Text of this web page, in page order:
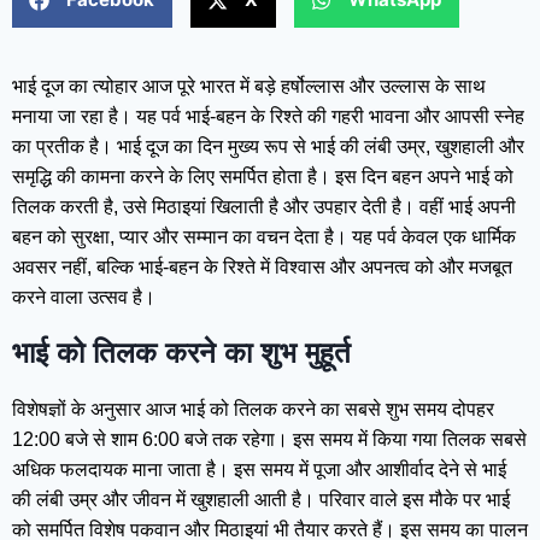
भाई दूज का त्योहार आज पूरे भारत में बड़े हर्षोल्लास और उल्लास के साथ
मनाया जा रहा है। यह पर्व भाई-बहन के रिश्ते की गहरी भावना और आपसी स्नेह
का प्रतीक है। भाई दूज का दिन मुख्य रूप से भाई की लंबी उम्र, खुशहाली और
समृद्धि की कामना करने के लिए समर्पित होता है। इस दिन बहन अपने भाई को
तिलक करती है, उसे मिठाइयां खिलाती है और उपहार देती है। वहीं भाई अपनी
बहन को सुरक्षा, प्यार और सम्मान का वचन देता है। यह पर्व केवल एक धार्मिक
अवसर नहीं, बल्कि भाई-बहन के रिश्ते में विश्वास और अपनत्व को और मजबूत
करने वाला उत्सव है।
भाई को तिलक करने का शुभ मुहूर्त
विशेषज्ञों के अनुसार आज भाई को तिलक करने का सबसे शुभ समय दोपहर
12:00 बजे से शाम 6:00 बजे तक रहेगा। इस समय में किया गया तिलक सबसे
अधिक फलदायक माना जाता है। इस समय में पूजा और आशीर्वाद देने से भाई
की लंबी उम्र और जीवन में खुशहाली आती है। परिवार वाले इस मौके पर भाई
को समर्पित विशेष पकवान और मिठाइयां भी तैयार करते हैं। इस समय का पालन